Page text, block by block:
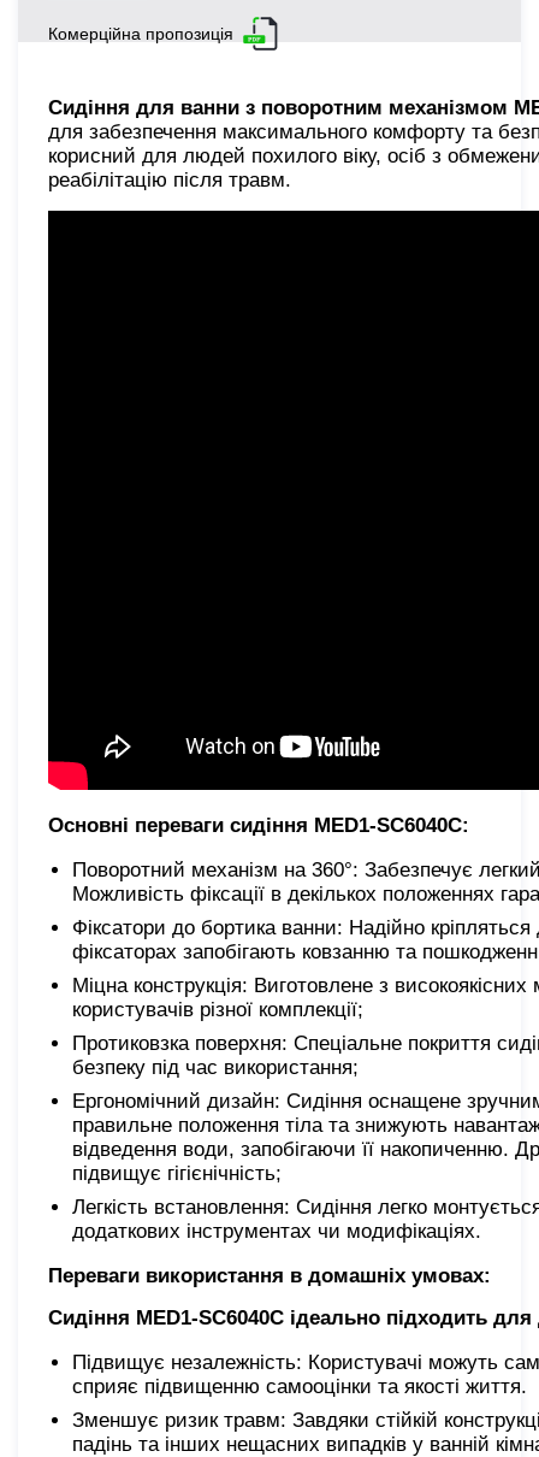
Комерційна пропозиція
Сидіння для ванни з поворотним механізмом
для забезпечення максимального комфорту та
корисний для людей похилого віку, осіб з
реабілітацію після травм.
Основні переваги сидіння MED1-SC6040C:
Поворотний механізм на 360°: Забезпечує
Можливість фіксації в декількох положеннях
Фіксатори до бортика ванни: Надійно
фіксаторах запобігають ковзанню та
Міцна конструкція: Виготовлене з
користувачів різної комплекції;
Протиковзка поверхня: Спеціальне покриття
безпеку під час використання;
Ергономічний дизайн: Сидіння оснащене
правильне положення тіла та знижують
відведення води, запобігаючи її
підвищує гігієнічність;
Легкість встановлення: Сидіння легко
додаткових інструментах чи модифікаціях.
Переваги використання в домашніх умовах:
Сидіння MED1-SC6040C ідеально підходить
Підвищує незалежність: Користувачі можуть
сприяє підвищенню самооцінки та якості життя.
Зменшує ризик травм: Завдяки стійкій
падінь та інших нещасних випадків у ванній